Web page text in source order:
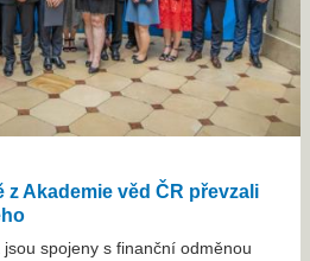
z Akademie věd ČR převzali
spojeny s finanční odměnou